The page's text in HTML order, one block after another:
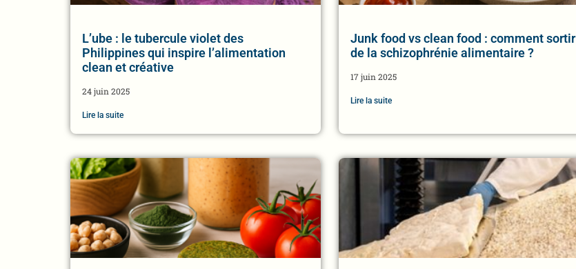
L’ube : le tubercule violet des
Philippines qui inspire l’alimentation
clean et créative
24 juin 2025
Lire la suite
Junk food vs clean food : comment sortir
de la schizophrénie alimentaire ?
17 juin 2025
Lire la suite